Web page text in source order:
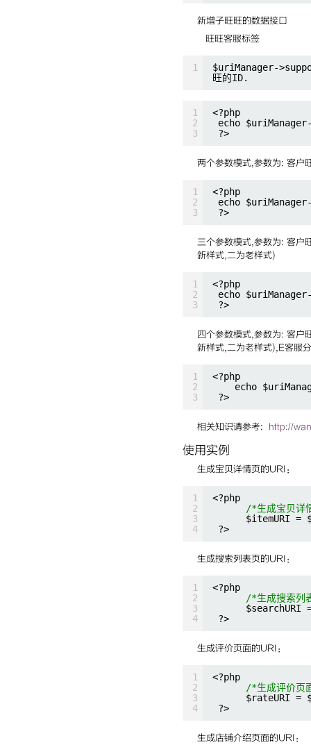
新增子旺旺的数据接口
旺旺客服标签
1
$uriManager-
旺的ID.
1
2
3
<?php
echo
?>
两个参数模式,参数为: 客户
1
2
3
<?php
echo
?>
三个参数模式,参数为: 客户
新样式,二为老样式)
1
2
3
<?php
echo
?>
四个参数模式,参数为: 客户
新样式,二为老样式),E客服
1
2
3
<?php
echo
?>
相关知识请参考: http://
使用实例
生成宝贝详情页的URI：
1
2
3
4
<?php
/*生成宝贝详
$itemURI =
?>
生成搜索列表页的URI：
1
2
3
4
<?php
/*生成搜索列
$searchURI
?>
生成评价页面的URI：
1
2
3
4
<?php
/*生成评价页
$rateURI =
?>
生成店铺介绍页面的URI：